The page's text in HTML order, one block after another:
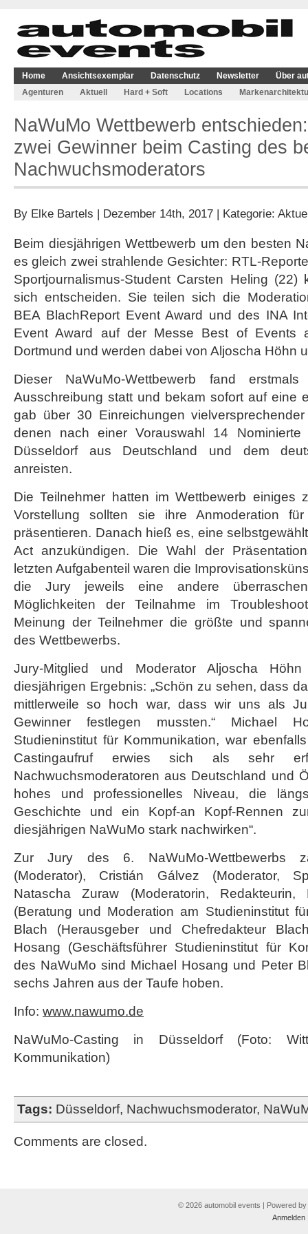
Home Ansichtsexemplar Datenschutz Newsletter
Über
Agenturen
Aktuell Hard + Soft Locations
NaWuMo Wettbewerb
zwei Gewinner beim Casting des
Nachwuchsmoderators
By Elke Bartels | Dezember 14th, 2017 | Kategorie:
Beim diesjährigen Wettbewerb um den besten
es gleich zwei strahlende Gesichter: RTL-
Sportjournalismus-Student Carsten Heling
sich entscheiden. Sie teilen sich die
BEA BlachReport Event Award und des INA
Event Award auf der Messe Best of Events
Dortmund und werden dabei von Aljoscha Höhn
Dieser NaWuMo-Wettbewerb fand
Ausschreibung statt und bekam sofort auf eine
gab über 30 Einreichungen
denen nach einer Vorauswahl 14
Düsseldorf aus Deutschland und dem
anreisten.
Die Teilnehmer hatten im Wettbewerb einiges
Vorstellung sollten sie ihre Anmoderation für
präsentieren. Danach hieß es, eine
Act anzukündigen. Die Wahl der
letzten Aufgabenteil waren die
die Jury jeweils eine andere
Möglichkeiten der Teilnahme im
Meinung der Teilnehmer die größte und
des Wettbewerbs.
Jury-Mitglied und Moderator Aljoscha
diesjährigen Ergebnis: „Schön zu sehen, dass
mittlerweile so hoch war, dass wir uns als
Gewinner festlegen mussten.“ Michael
Studieninstitut für Kommunikation, war
Castingaufruf erwies sich als sehr
Nachwuchsmoderatoren aus Deutschland und
hohes und professionelles Niveau, die
Geschichte und ein Kopf-an Kopf-Rennen
diesjährigen NaWuMo stark nachwirken“.
Zur Jury des 6. NaWuMo-Wettbewerbs
(Moderator), Cristián Gálvez (Moderator,
Natascha Zuraw (Moderatorin,
(Beratung und Moderation am Studieninstitut
Blach (Herausgeber und Chefredakteur
Hosang (Geschäftsführer Studieninstitut für
des NaWuMo sind Michael Hosang und Peter
sechs Jahren aus der Taufe hoben.
Info: www.nawumo.de
NaWuMo-Casting in Düsseldorf (Foto:
Kommunikation)
Tags: Düsseldorf, Nachwuchsmoderator,
Comments are closed.
© 2026 automobil events | Powered by
Anmelden|